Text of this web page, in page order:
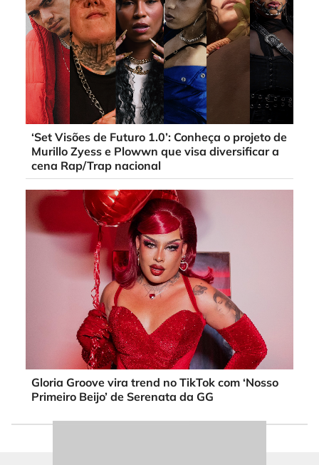
‘Set Visões de Futuro 1.0’: Conheça o projeto de
Murillo Zyess e Plowwn que visa diversificar a
cena Rap/Trap nacional
Gloria Groove vira trend no TikTok com ‘Nosso
Primeiro Beijo’ de Serenata da GG